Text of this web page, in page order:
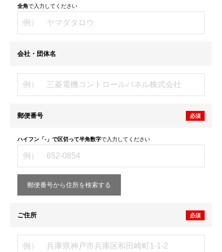
全角で入力してください
会社・団体名
郵便番号 必須
ハイフン「-」で区切って半角数字で入力してください
郵便番号から住所を検索する
ご住所 必須